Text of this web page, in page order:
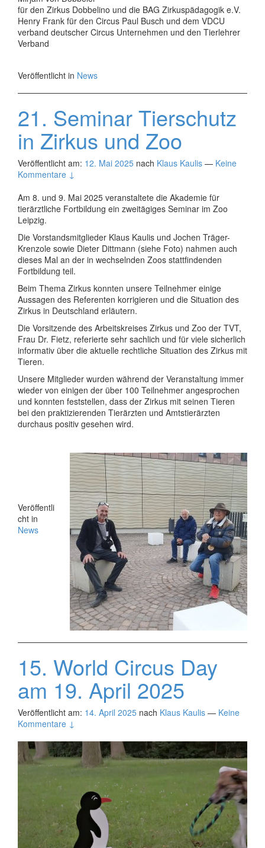
für den Zirkus Dobbelino und die BAG Zirkuspädagogik e.V.
Henry Frank für den Circus Paul Busch und dem VDCU
verband deutscher Circus Unternehmen und den Tierlehrer
Verband
Veröffentlicht in News
21. Seminar Tierschutz
in Zirkus und Zoo
Veröffentlicht am: 12. Mai 2025 nach Klaus Kaulis — Keine
Kommentare ↓
Am 8. und 9. Mai 2025 veranstaltete die Akademie für
tierärztliche Fortbildung ein zweitägiges Seminar im Zoo
Leipzig.
Die Vorstandsmitglieder Klaus Kaulis und Jochen Träger-
Krenzole sowie Dieter Dittmann (siehe Foto) nahmen auch
dieses Mal an der in wechselnden Zoos stattfindenden
Fortbildung teil.
Beim Thema Zirkus konnten unsere Teilnehmer einige
Aussagen des Referenten korrigieren und die Situation des
Zirkus in Deutschland erläutern.
Die Vorsitzende des Arbeitskreises Zirkus und Zoo der TVT,
Frau Dr. Fietz, referierte sehr sachlich und für viele sicherlich
informativ über die aktuelle rechtliche Situation des Zirkus mit
Tieren.
Unsere Mitglieder wurden während der Veranstaltung immer
wieder von einigen der über 100 Teilnehmer angesprochen
und konnten feststellen, dass der Zirkus mit seinen Tieren
bei den praktizierenden Tierärzten und Amtstierärzten
durchaus positiv gesehen wird.
Veröffentli
cht in
News
15. World Circus Day
am 19. April 2025
Veröffentlicht am: 14. April 2025 nach Klaus Kaulis — Keine
Kommentare ↓
Video-
Player